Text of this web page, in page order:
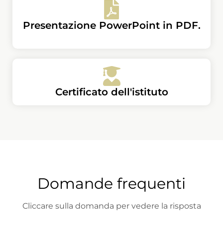
Presentazione PowerPoint in PDF.
Certificato dell'istituto
Domande frequenti
Cliccare sulla domanda per vedere la risposta